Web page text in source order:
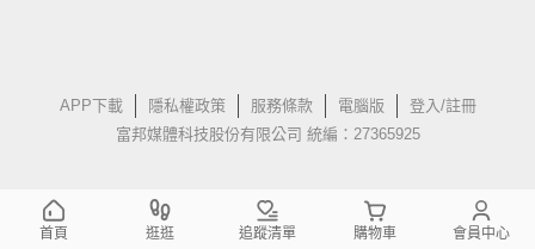
APP下載 隱私權政策 服務條款 電腦版
登入/註冊
富邦媒體科技股份有限公司 統編：27365925
首頁 逛逛 追蹤清單 購物車 會員中心